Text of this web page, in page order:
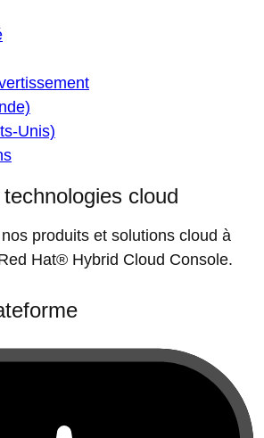
Unis)
cloud
produits et solutions cloud à
Hat® Hybrid Cloud Console.